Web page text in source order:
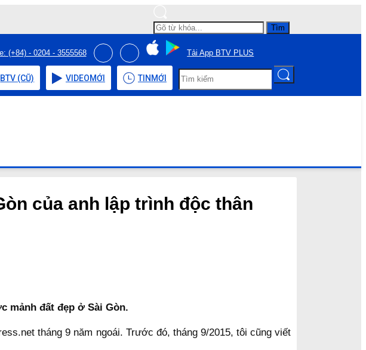
Tìm
(+84) - 0204 - 3555568 Tải App BTV PLUS
BTV (CŨ) VIDEOMỚI TIN MỚI
của anh lập trình độc thân
mảnh đất đẹp ở Sài Gòn.
tháng 9 năm ngoái. Trước đó, tháng 9/2015, tôi cũng viết